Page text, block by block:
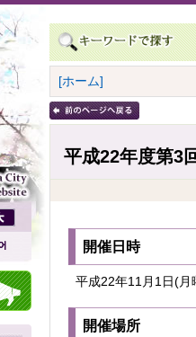
[ホーム]
平成22年度第3
開催日時
平成22年11月1日(
開催場所